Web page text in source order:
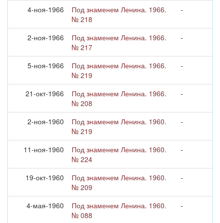
4-ноя-1966
Под знаменем Ленина. 1966.
№ 218
-
2-ноя-1966
Под знаменем Ленина. 1966.
№ 217
-
5-ноя-1966
Под знаменем Ленина. 1966.
№ 219
-
21-окт-1966
Под знаменем Ленина. 1966.
№ 208
-
2-ноя-1960
Под знаменем Ленина. 1960.
№ 219
-
11-ноя-1960
Под знаменем Ленина. 1960.
№ 224
-
19-окт-1960
Под знаменем Ленина. 1960.
№ 209
-
4-мая-1960
Под знаменем Ленина. 1960.
№ 088
-